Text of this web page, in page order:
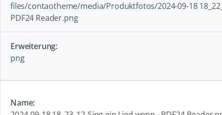
files/contaotheme/media/Produktfotos/2024-09-18
PDF24 Reader.png
png